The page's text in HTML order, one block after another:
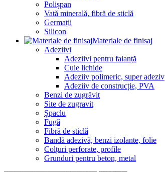
Polișpan
Vată minerală, fibră de sticlă
Germații
Silicon
Materiale de finisaj
Adeziivi
Adeziivi pentru faianță
Cuie lichide
Adeziiv polimeric, super adeziv
Adeziiv de construcție, PVA
Benzi de zugrăvit
Site de zugravit
Șpaclu
Fugă
Fibră de sticlă
Bandă adezivă, benzi izolante, folie
Colțuri perforate, profile
Grunduri pentru beton, metal